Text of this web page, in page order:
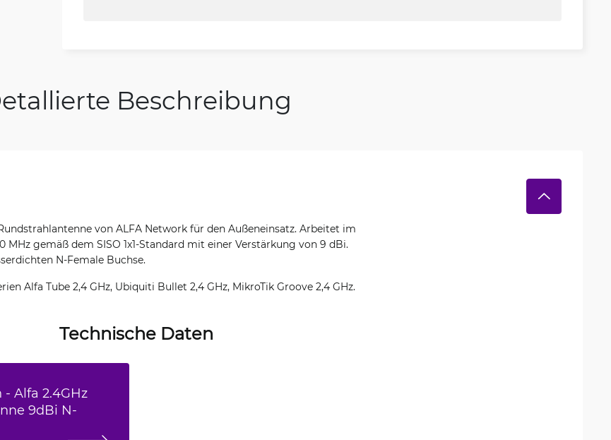
Beschreibung
von ALFA Network für den Außeneinsatz. Arbeitet im
MHz gemäß dem SISO 1x1-Standard mit einer Verstärkung von 9 dBi.
N-Female Buchse.
Alfa Tube 2,4 GHz, Ubiquiti Bullet 2,4 GHz, MikroTik Groove 2,4 GHz.
Technische Daten
Alfa 2.4GHz
9dBi N-